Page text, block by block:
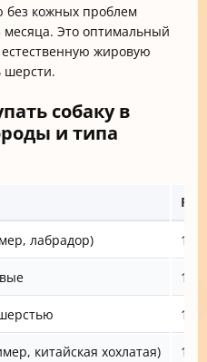
без кожных проблем
месяца. Это оптимальный
жировую
шерсти.
собаку в
и типа
лабрадор) 1
1
1
китайская хохлатая) 1